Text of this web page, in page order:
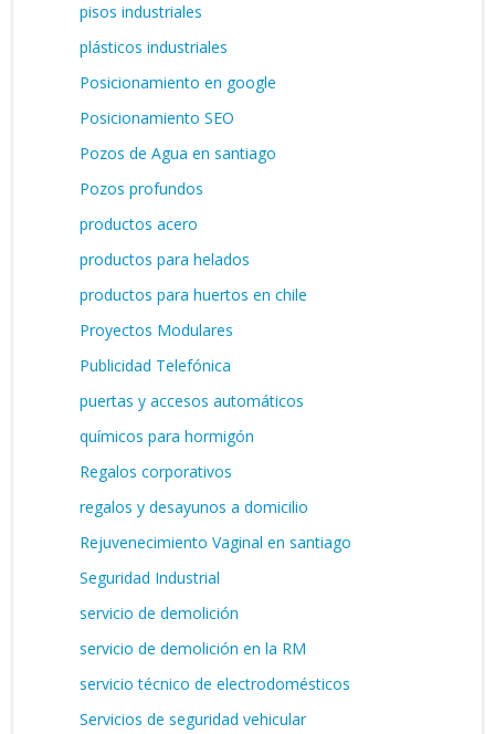
pisos industriales
plásticos industriales
Posicionamiento en google
Posicionamiento SEO
Pozos de Agua en santiago
Pozos profundos
productos acero
productos para helados
productos para huertos en chile
Proyectos Modulares
Publicidad Telefónica
puertas y accesos automáticos
químicos para hormigón
Regalos corporativos
regalos y desayunos a domicilio
Rejuvenecimiento Vaginal en santiago
Seguridad Industrial
servicio de demolición
servicio de demolición en la RM
servicio técnico de electrodomésticos
Servicios de seguridad vehicular